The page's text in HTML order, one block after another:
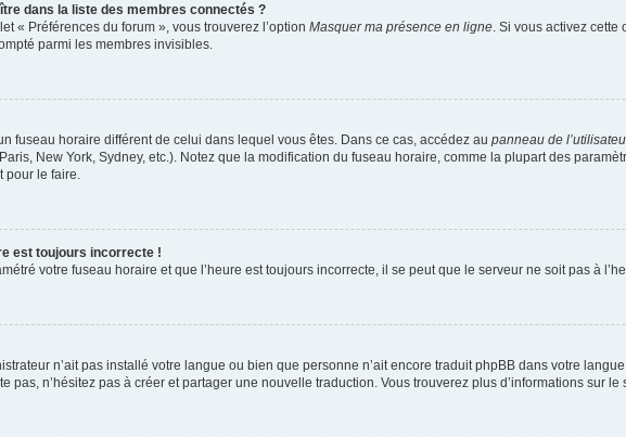
dans la liste des membres connectés ?
« Préférences du forum », vous trouverez l’option Masquer ma présence en ligne . Si vous activez
parmi les membres invisibles.
fuseau horaire différent de celui dans lequel vous êtes. Dans ce cas, accédez au panneau de
New York, Sydney, etc.). Notez que la modification du fuseau horaire, comme la plupart des
pour le faire.
est toujours incorrecte !
votre fuseau horaire et que l’heure est toujours incorrecte, il se peut que le serveur ne soit pas à
n’ait pas installé votre langue ou bien que personne n’ait encore traduit phpBB dans votre
pas, n’hésitez pas à créer et partager une nouvelle traduction. Vous trouverez plus d’informations sur le